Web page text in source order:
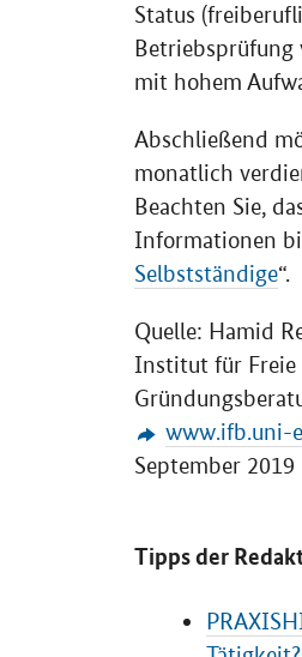
Status
Betriebsprüfung
mit hohem
Abschließend
monatlich
Beachten Sie,
Informationen
Selbstständige“.
Quelle: Hamid
Institut für Freie
www.ifb.uni-
September 2019
Tipps der